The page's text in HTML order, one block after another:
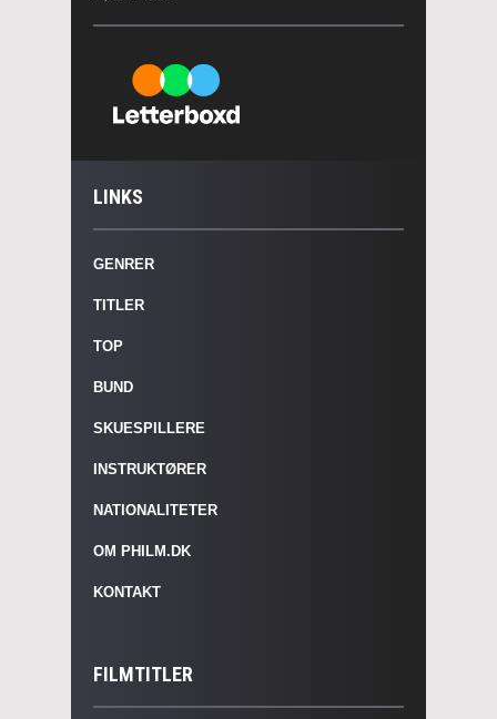
LINKS
GENRER
TITLER
TOP
BUND
SKUESPILLERE
INSTRUKTØRER
NATIONALITETER
OM PHILM.DK
KONTAKT
FILMTITLER